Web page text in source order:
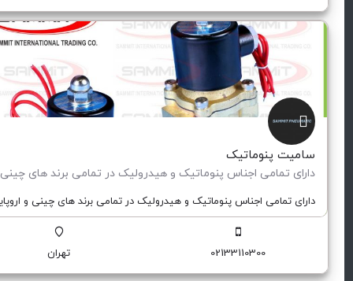
سامیت پنوماتیک
دارای تمامی اجناس پنوماتیک و هیدرولیک در تمامی برند های چینی و
02133110300 تهران